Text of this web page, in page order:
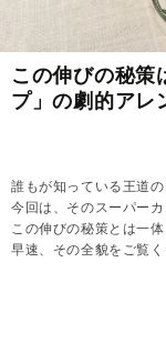
この伸びの秘
プ」の劇的アレ
誰もが知っている王道
今回は、そのスーパー
この伸びの秘策とは一
早速、その全貌をご覧く